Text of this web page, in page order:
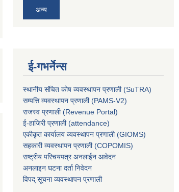
अन्य
ई-गभर्नेन्स
स्थानीय संचित कोष व्यवस्थापन प्रणाली (SuTRA)
सम्पत्ति व्यवस्थापन प्रणाली (PAMS-V2)
राजस्व प्रणाली (Revenue Portal)
ई-हाजिरी प्रणाली (attendance)
एकीकृत कार्यालय व्यवस्थापन प्रणाली (GIOMS)
सहकारी व्यवस्थापन प्रणाली (COPOMIS)
राष्ट्रीय परिचयपत्र अनलाईन आवेदन
अनलाइन घटना दर्ता निवेदन
विपद् सूचना व्यवस्थापन प्रणाली